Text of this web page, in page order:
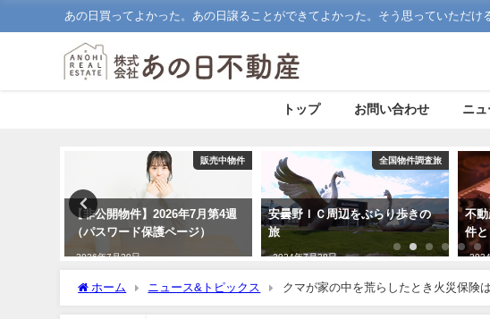
あの日買ってよかった。あの日譲ることができてよかった。そう思っていただけ
トップ お問い合わせ ニ
販売中物件
【非公開物件】2026年7月第4週
（パスワード保護ページ）
2026年7月20日
全国物件調査旅
安曇野ＩＣ周辺をぶらり歩きの
旅
2024年7月28日
不
件
ホーム ニュース&トピックス クマが家の中を荒らしたとき火災保険